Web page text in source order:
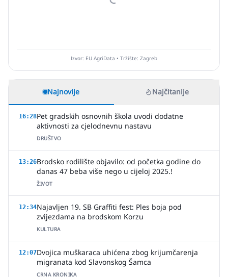
Izvor: EU AgriData • Tržište: Zagreb
Najnovije Najčitanije
16:28Pet gradskih osnovnih škola uvodi dodatne
aktivnosti za cjelodnevnu nastavu
DRUŠTVO
13:26Brodsko rodilište objavilo: od početka godine do
danas 47 beba više nego u cijeloj 2025.!
ŽIVOT
12:34Najavljen 19. SB Graffiti fest: Ples boja pod
zvijezdama na brodskom Korzu
KULTURA
12:07Dvojica muškaraca uhićena zbog krijumčarenja
migranata kod Slavonskog Šamca
CRNA KRONIKA